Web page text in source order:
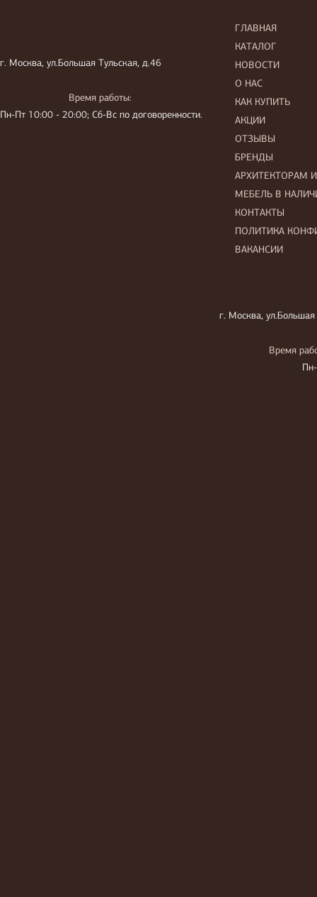
г. Москва, ул.Большая Тульская, д.46
Время работы:
Пн-Пт 10:00 - 20:00; Сб-Вс по договоренности.
ГЛАВНАЯ
КАТАЛОГ
НОВОСТИ
О НАС
КАК КУПИТЬ
АКЦИИ
ОТЗЫВЫ
БРЕНДЫ
АРХИТЕКТОРАМ
МЕБЕЛЬ В
КОНТАКТЫ
ПОЛИТИКА
ВАКАНСИИ
г. Москва,
Время